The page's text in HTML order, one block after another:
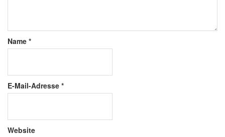
Name *
E-Mail-Adresse *
Website